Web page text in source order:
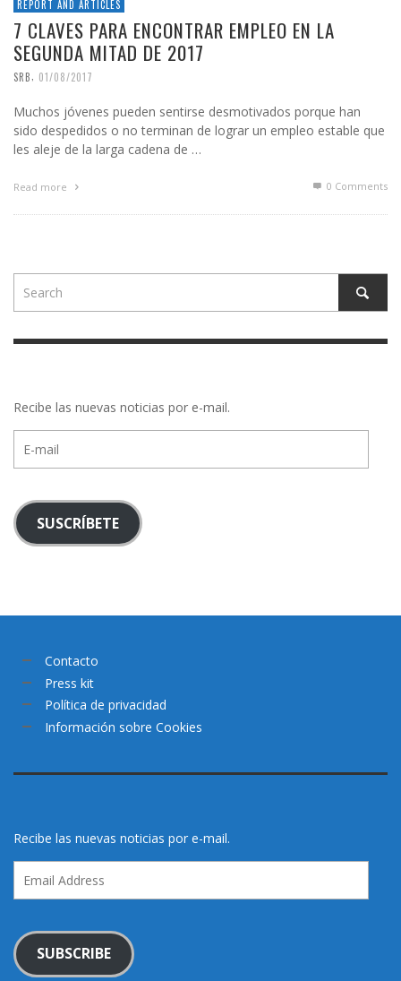
REPORT AND ARTICLES
7 CLAVES PARA ENCONTRAR EMPLEO EN LA
SEGUNDA MITAD DE 2017
SRB, 01/08/2017
Muchos jóvenes pueden sentirse desmotivados porque han
sido despedidos o no terminan de lograr un empleo estable que
les aleje de la larga cadena de …
Read more 0 Comments
Recibe las nuevas noticias por e-mail.
mail
SUSCRÍBETE
Contacto
Press kit
Política de privacidad
Información sobre Cookies
Recibe las nuevas noticias por e-mail.
Address
SUBSCRIBE